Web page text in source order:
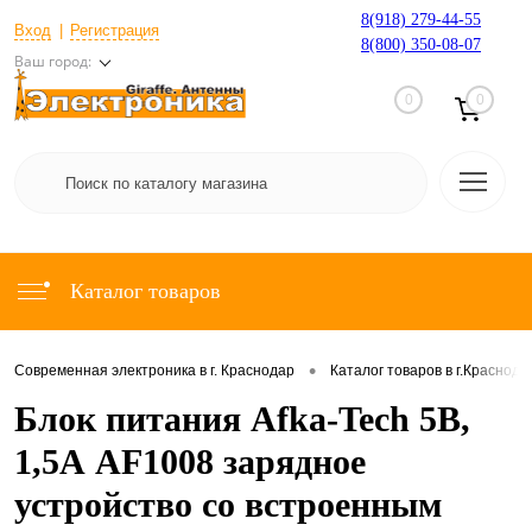
Вход Регистрация
Ваш город:
8(918) 279-44-55
8(800) 350-08-07
0 0
Каталог товаров
Современная электроника в г. Краснодар • Каталог товаров в
Блок питания Afka-Tech 5В,
1,5А AF1008 зарядное
устройство со встроенным